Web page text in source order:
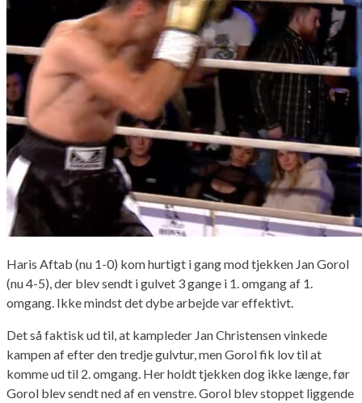
Haris Aftab (nu 1-0) kom hurtigt i gang mod tjekken Jan Gorol
(nu 4-5), der blev sendt i gulvet 3 gange i 1. omgang af 1.
omgang. Ikke mindst det dybe arbejde var effektivt.
Det så faktisk ud til, at kampleder Jan Christensen vinkede
kampen af efter den tredje gulvtur, men Gorol fik lov til at
komme ud til 2. omgang. Her holdt tjekken dog ikke længe, før
Gorol blev sendt ned af en venstre. Gorol blev stoppet liggende